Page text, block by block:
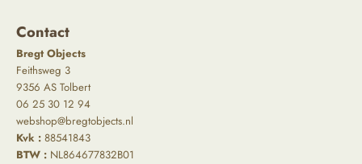
Contact
Bregt Objects
Feithsweg 3
9356 AS Tolbert
06 25 30 12 94
webshop@bregtobjects.nl
Kvk : 88541843
BTW : NL864677832B01